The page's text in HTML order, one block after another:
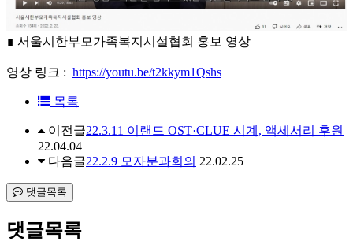
∎ 서울시한부모가족복지시설협회 홍보 영상
영상 링크 : https://youtu.be/t2kkym1Qshs
목록
이전글22.3.11 이랜드 OST·CLUE 시계, 액세서리 후원
22.04.04
다음글22.2.9 모자분과회의 22.02.25
댓글목록
댓글목록